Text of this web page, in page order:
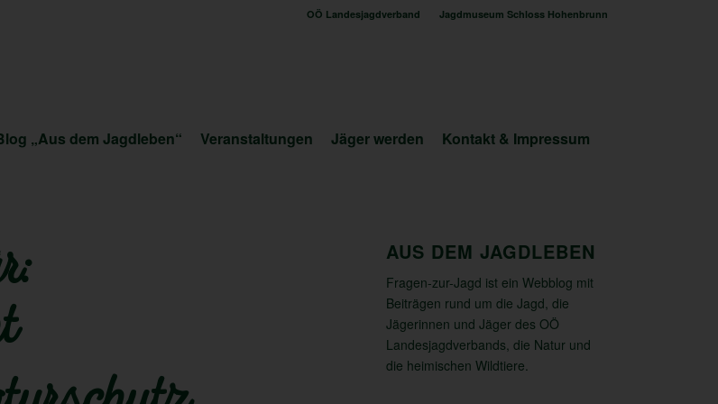
OÖ Landesjagdverband Jagdmuseum Schloss Hohenbrunn
„Aus dem Jagdleben“ Veranstaltungen Jäger werden Kontakt & Impressum
AUS DEM JAGDLEBEN
Fragen-zur-Jagd ist ein Webblog mit
Beiträgen rund um die Jagd, die
Jägerinnen und Jäger des OÖ
Landesjagdverbands, die Natur und
die heimischen Wildtiere.